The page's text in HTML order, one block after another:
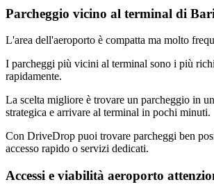
Parcheggio vicino al terminal di Bari
L'area dell'aeroporto è compatta ma molto
I parcheggi più vicini al terminal sono i più
rapidamente.
La scelta migliore è trovare un parcheggio in
strategica e arrivare al terminal in pochi minuti.
Con DriveDrop puoi trovare parcheggi ben
accesso rapido o servizi dedicati.
Accessi e viabilità aeroporto